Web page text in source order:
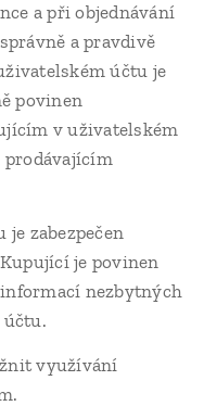
a při objednávání
a pravdivě
účtu je
povinen
v uživatelském
prodávajícím
zabezpečen
je povinen
nezbytných
účtu.
využívání